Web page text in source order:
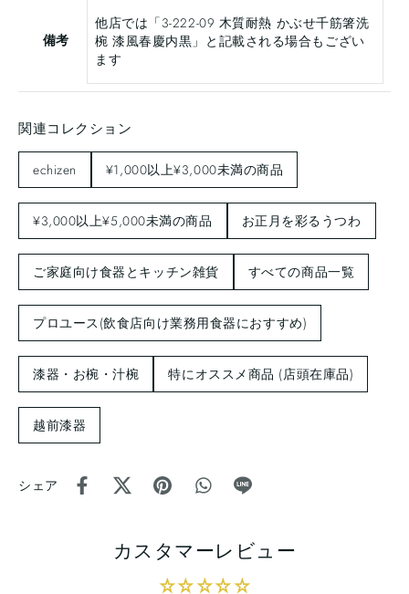
備考
他店では「3-222-09 木質耐熱 かぶせ千筋箸洗
椀 漆風春慶内黒」と記載される場合もござい
ます
関連コレクション
echizen ¥1,000以上¥3,000未満の商品
¥3,000以上¥5,000未満の商品 お正月を彩るうつわ
ご家庭向け食器とキッチン雑貨 すべての商品一覧
プロユース(飲食店向け業務用食器におすすめ)
漆器・お椀・汁椀 特にオススメ商品 (店頭在庫品)
越前漆器
シェア
カスタマーレビュー